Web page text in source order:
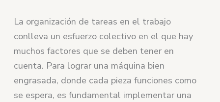
La organización de tareas en el trabajo
conlleva un esfuerzo colectivo en el que hay
muchos factores que se deben tener en
cuenta. Para lograr una máquina bien
engrasada, donde cada pieza funciones como
se espera, es fundamental implementar una